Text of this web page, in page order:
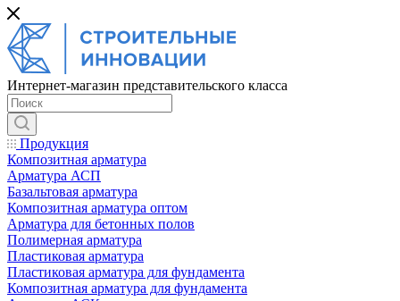
Интернет-магазин представительского класса
Продукция
Композитная арматура
Арматура АСП
Базальтовая арматура
Композитная арматура оптом
Арматура для бетонных полов
Полимерная арматура
Пластиковая арматура
Пластиковая арматура для фундамента
Композитная арматура для фундамента